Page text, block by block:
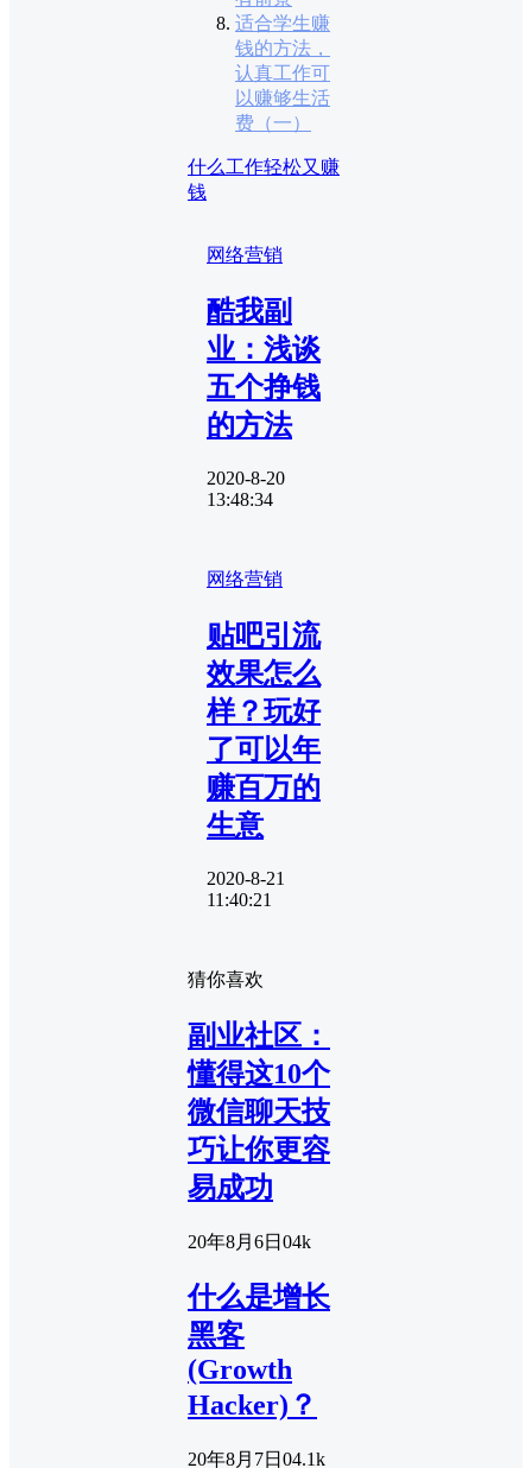
适合学生赚
钱的方法，
认真工作可
以赚够生活
费（一）
什么工作轻松又赚
钱
网络营销
酷我副
业：浅谈
五个挣钱
的方法
2020-8-20
13:48:34
网络营销
贴吧引流
效果怎么
样？玩好
了可以年
赚百万的
生意
2020-8-21
11:40:21
猜你喜欢
副业社区：
懂得这10个
微信聊天技
巧让你更容
易成功
20年8月6日 04k
什么是增长
黑客
(Growth
Hacker)？
20年8月7日 04.1k